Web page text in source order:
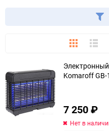
Плитка
Komaroff GB-
7 250₽
Нет в